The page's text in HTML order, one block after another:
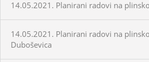
14.05.2021. Planirani radovi na
14.05.2021. Planirani radovi na
Duboševica